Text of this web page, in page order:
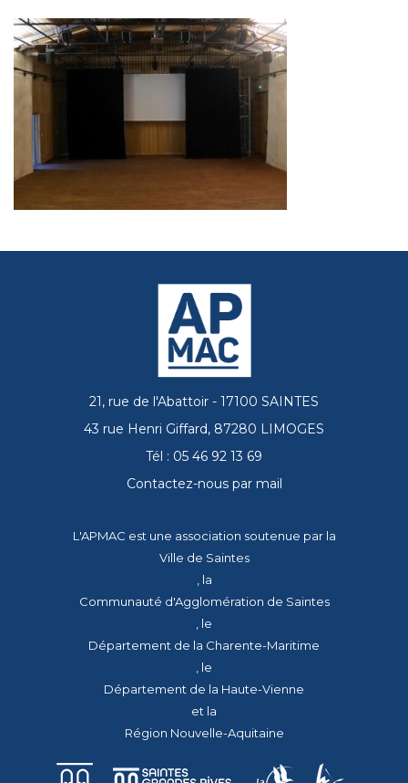
21, rue de l'Abattoir - 17100 SAINTES
43 rue Henri Giffard, 87280 LIMOGES
Tél : 05 46 92 13 69
Contactez-nous par mail
L'APMAC est une association soutenue par la
Ville de Saintes
, la
Communauté d'Agglomération de Saintes
, le
Département de la Charente-Maritime
, le
Département de la Haute-Vienne
et la
Région Nouvelle-Aquitaine